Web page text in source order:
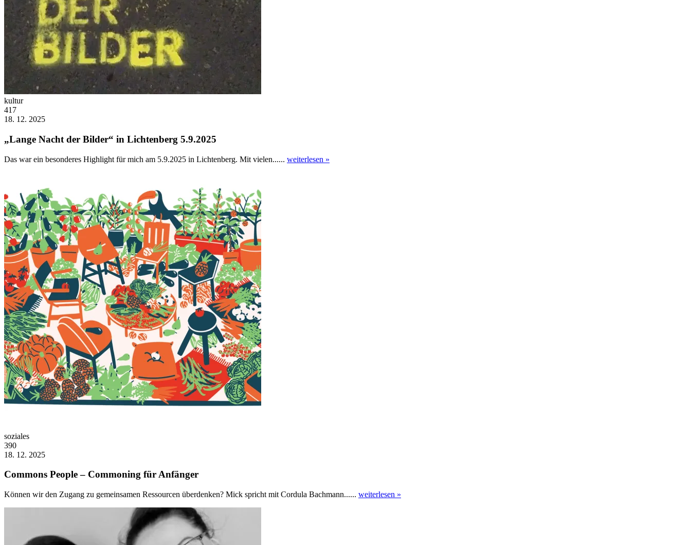
kultur
417
18. 12. 2025
„Lange Nacht der Bilder“ in Lichtenberg 5.9.2025
Das war ein besonderes Highlight für mich am 5.9.2025 in Lichtenberg. Mit vielen...... weiterlesen »
soziales
390
18. 12. 2025
Commons People – Commoning für Anfänger
Können wir den Zugang zu gemeinsamen Ressourcen überdenken? Mick spricht mit Cordula Bachmann...... weiterlesen »